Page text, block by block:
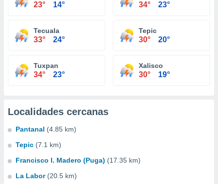
23° 14° 34° 23°
Tecuala
33° 24°
Tepic
30° 20°
Tuxpan
34° 23°
Xalisco
30° 19°
Localidades cercanas
Pantanal (4.85 km)
Tepic (7.1 km)
Francisco I. Madero (Puga) (17.35 km)
La Labor (20.5 km)